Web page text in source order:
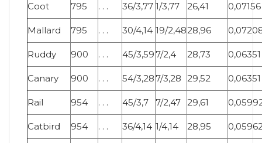
Coot 795 . . . 36/3,77 1/3,77 26,41 0,07156
Mallard 795 . . . 30/4,14 19/2,4828,96
Ruddy 900 . . . 45/3,597/2,4 28,73 0,06351
Canary 900 . . . 54/3,287/3,28 29,52 0,06351
Rail 954 . . . 45/3,7 7/2,47 29,61
Catbird 954 . . . 36/4,14 1/4,14 28,95